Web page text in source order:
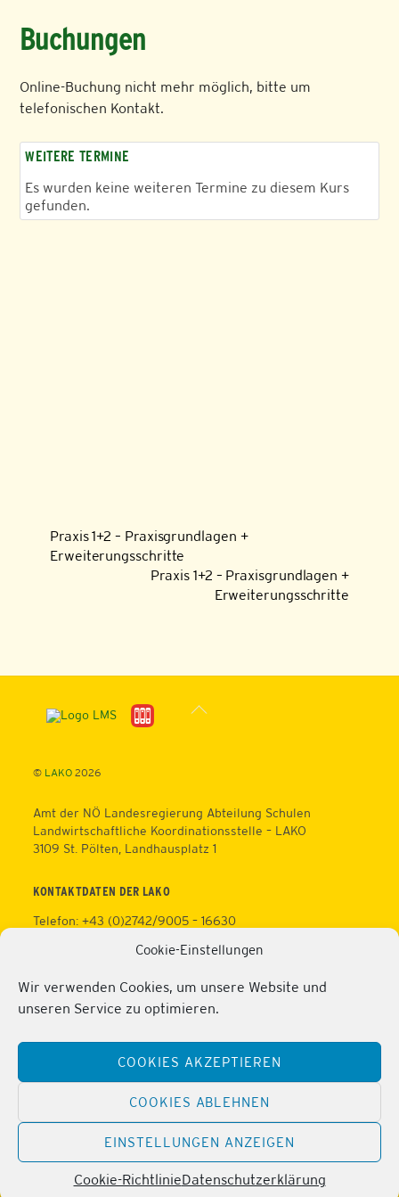
Cookie-Einstellungen
Wir verwenden Cookies, um unsere Website und
unseren Service zu optimieren.
COOKIES AKZEPTIEREN
COOKIES ABLEHNEN
EINSTELLUNGEN ANZEIGEN
Cookie-RichtlinieDatenschutzerklärung
Buchungen
Online-Buchung nicht mehr möglich, bitte um
telefonischen Kontakt.
WEITERE TERMINE
Es wurden keine weiteren Termine zu diesem Kurs
gefunden.
Praxis 1+2 – Praxisgrundlagen +
Erweiterungsschritte
Praxis 1+2 – Praxisgrundlagen +
Erweiterungsschritte
Back
© LAKO2026
Amt der NÖ Landesregierung Abteilung Schulen
Landwirtschaftliche Koordinationsstelle – LAKO
3109 St. Pölten, Landhausplatz 1
KONTAKTDATEN DER LAKO
Telefon: +43 (0)2742/9005 – 16630
https://lako.at
Datenschutz
Impressum
Telefon: +43 (0)2286/2202
Mobil: +43 (0)676/81213100
Fax: +43 (0)2286/2202/22
https://lako.at/lako-service/personalvertretung/